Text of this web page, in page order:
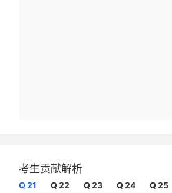
考生贡献解析
Q 21 Q 22 Q 23 Q 24 Q 25